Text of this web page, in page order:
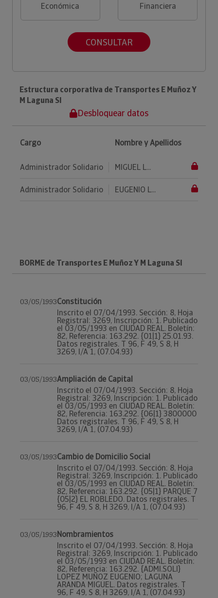
Económica
Financiera
CONSULTAR
Estructura corporativa de Transportes E Muñoz Y
M Laguna Sl
Desbloquear datos
Cargo Nombre y Apellidos
Administrador Solidario MIGUEL L...
Administrador Solidario EUGENIO L...
BORME de Transportes E Muñoz Y M Laguna Sl
03/05/1993Constitución
Inscrito el 07/04/1993. Sección: 8, Hoja
Registral: 3269, Inscripción: 1. Publicado
el 03/05/1993 en CIUDAD REAL. Boletín:
82, Referencia: 163.292. {01|1} 25.01.93.
Datos registrales. T 96, F 49, S 8, H
3269, I/A 1, (07.04.93)
03/05/1993Ampliación de Capital
Inscrito el 07/04/1993. Sección: 8, Hoja
Registral: 3269, Inscripción: 1. Publicado
el 03/05/1993 en CIUDAD REAL. Boletín:
82, Referencia: 163.292. {06|1} 3800000
Datos registrales. T 96, F 49, S 8, H
3269, I/A 1, (07.04.93)
03/05/1993Cambio de Domicilio Social
Inscrito el 07/04/1993. Sección: 8, Hoja
Registral: 3269, Inscripción: 1. Publicado
el 03/05/1993 en CIUDAD REAL. Boletín:
82, Referencia: 163.292. {05|1} PARQUE 7
{05|2} EL ROBLEDO. Datos registrales. T
96, F 49, S 8, H 3269, I/A 1, (07.04.93)
03/05/1993Nombramientos
Inscrito el 07/04/1993. Sección: 8, Hoja
Registral: 3269, Inscripción: 1. Publicado
el 03/05/1993 en CIUDAD REAL. Boletín:
82, Referencia: 163.292. {ADMI.SOLI}
LOPEZ MUÑOZ EUGENIO; LAGUNA
ARANDA MIGUEL. Datos registrales. T
96, F 49, S 8, H 3269, I/A 1, (07.04.93)